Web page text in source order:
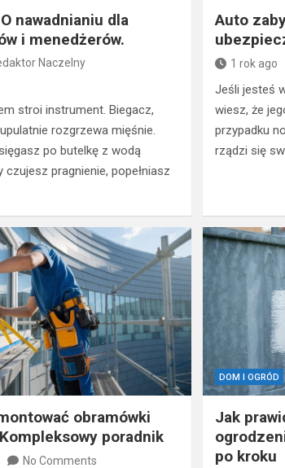
nawadnianiu dla
i menedżerów.
Naczelny
stroi instrument. Biegacz,
rozgrzewa mięśnie.
po butelkę z wodą
pragnienie, popełniasz
Auto
1 rok ago
Jeśli jesteś
wiesz, że
przypadku
rządzi się
obramówki
poradnik
No Comments
DOM I OGRÓD
Jak
po kroku